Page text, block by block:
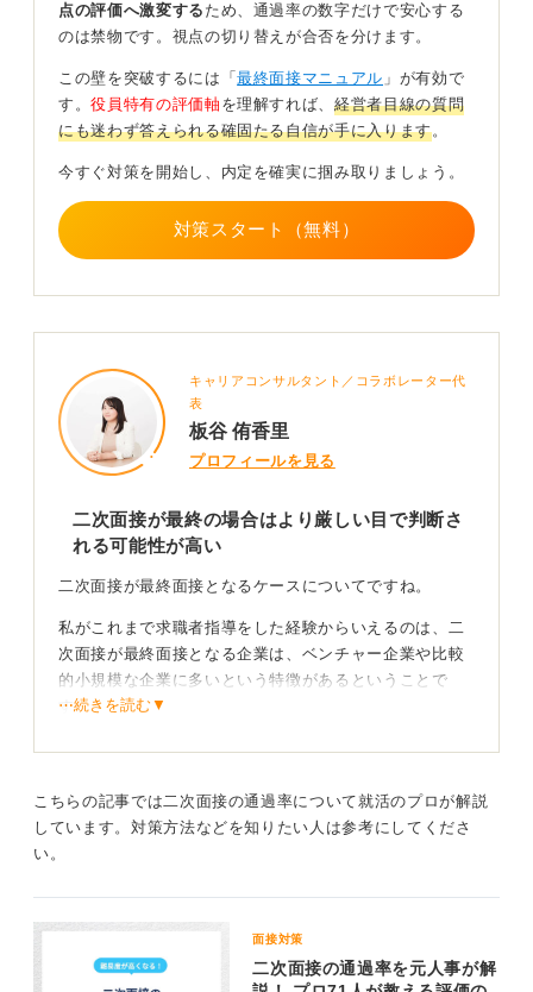
むしろ「選考回数が少ない分、より集中的に見極められ
ている」という意識を持ち、最後まで気を抜かずに臨む
ようにしましょう。
0
点の評価へ激変する ため、通過率の数字だけで安心する
のは禁物です。視点の切り替えが合否を分けます。
この壁を突破するには「最終面接マニュアル 」が有効で
す。役員特有の評価軸 を理解すれば、経営者目線の質問
にも迷わず答えられる確固たる自信が手に入ります。
今すぐ対策を開始し、内定を確実に掴み取りましょう。
対策スタート（無料）
キャリアコンサルタント／コラボレーター代
表
板谷 侑香里
プロフィールを見る
二次面接が最終の場合はより厳しい目で判断さ
れる可能性が高い
二次面接が最終面接となるケースについてですね。
私がこれまで求職者指導をした経験からいえるのは、二
次面接が最終面接となる企業は、ベンチャー企業や比較
的小規模な企業に多いという特徴があるということで
す。
これらの企業では採用にかけられるリソース（人員や時
考フローで内定を決定する傾向があります。
そして私がこれまで求職者指導をした経験からも、一般
能力などを確認し、二次（最終）面接では、学生と自社
の社風との相性なども含めて総合的に判断し、内定を出
すという流れが多いようです。
採用にはコストもかかるため、企業側も慎重になる側面
⋯続きを読む▼
こちらの記事では二次面接の通過率について就活のプロが解説
しています。対策方法などを知りたい人は参考にしてくださ
い。
面接対策
二次面接の通過率を元人事が解